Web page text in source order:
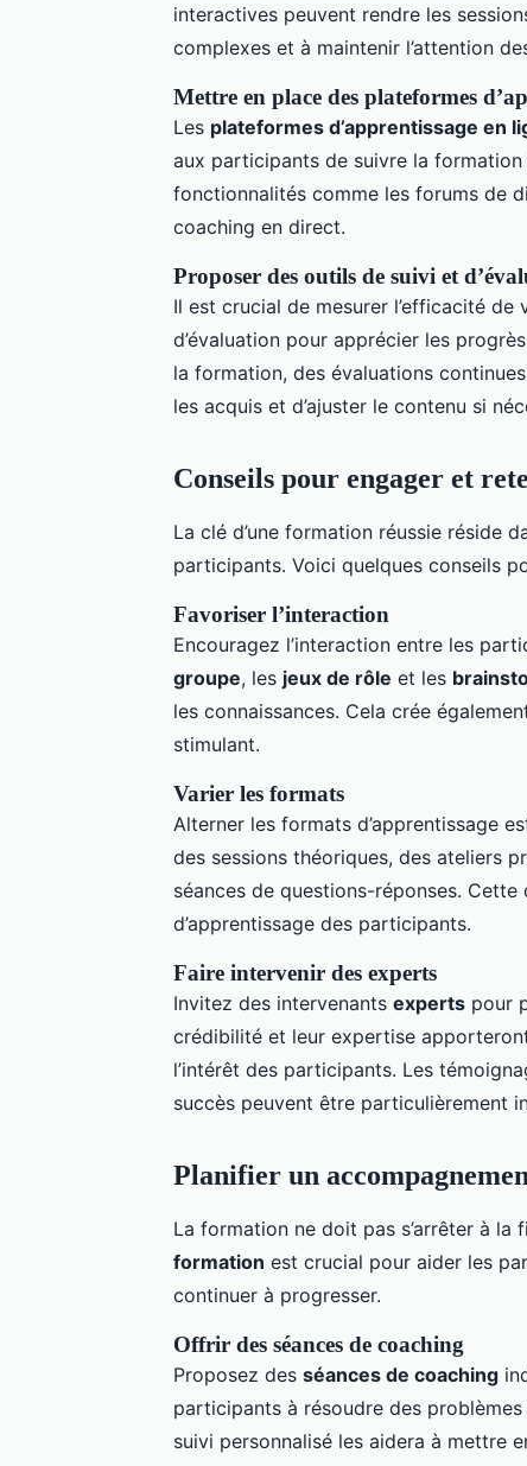
interactives peuvent rendre les
complexes et à maintenir l’attention
Mettre en place des plateformes
Les plateformes d’apprentissage en
aux participants de suivre la
fonctionnalités comme les forums de
coaching en direct.
Proposer des outils de suivi et
Il est crucial de mesurer l’efficacité
d’évaluation pour apprécier les
la formation, des évaluations
les acquis et d’ajuster le contenu si
Conseils pour engager et
La clé d’une formation réussie réside
participants. Voici quelques conseils
Favoriser l’interaction
Encouragez l’interaction entre les
groupe, les jeux de rôle et les
les connaissances. Cela crée
stimulant.
Varier les formats
Alterner les formats d’apprentissage
des sessions théoriques, des ateliers
séances de questions-réponses.
d’apprentissage des participants.
Faire intervenir des experts
Invitez des intervenants experts pour
crédibilité et leur expertise
l’intérêt des participants. Les
succès peuvent être particulièrement
Planifier un
La formation ne doit pas s’arrêter à la
formation est crucial pour aider les
continuer à progresser.
Offrir des séances de coaching
Proposez des séances de coaching
participants à résoudre des
suivi personnalisé les aidera à mettre